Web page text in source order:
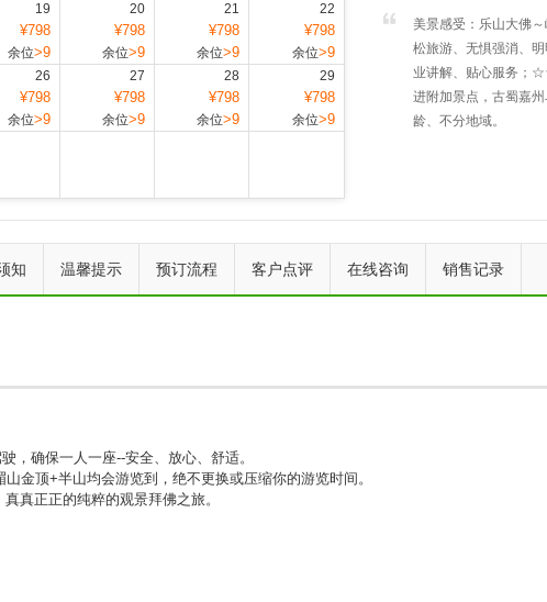
上一个 下一个
19
¥798
余位>9
20
¥798
余位>9
21
¥798
余位>9
22
¥798
余位>9
26
¥798
余位>9
27
¥798
余位>9
28
¥798
余位>9
29
¥798
余位>9
美景感受：乐山大佛
松旅游、无惧强消、
业讲解、贴心服务；
进附加景点，古蜀嘉
龄、不分地域。
知 温馨提示 预订流程 客户点评 在线咨询 销售记录
忧。
，确保一人一座--安全、放心、舒适。
金顶+半山均会游览到，绝不更换或压缩你的游览时间。
真正正的纯粹的观景拜佛之旅。